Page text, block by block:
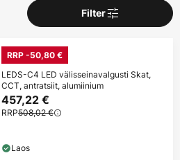
Filter
RRP -50,80 €
LEDS-C4 LED välisseinavalgusti Skat,
CCT, antratsiit, alumiinium
457,22 €
RRP508,02 €
Laos